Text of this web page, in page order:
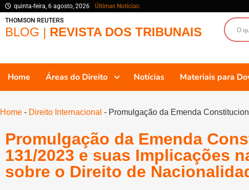
quinta-feira, 6 agosto, 2026
Últimas Notícias:
THOMSON REUTERS
BLOG | REVISTA DOS TRIBUNAIS
Home Áreas do Direito Notícias Materiais para
Home - Direito Internacional - Promulgação da Emenda
Promulgação da Emenda
131/2023 e suas Implicações
sobre o Direito de